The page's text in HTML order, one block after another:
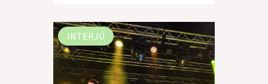
INTERJÚ